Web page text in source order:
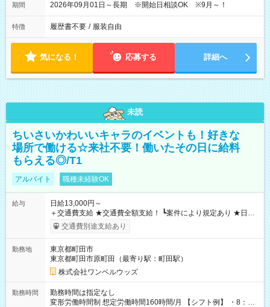
期間 2026年09月01日～長期 ※開始日相談OK ※9月～！
特徴 履歴書不要 / 服装自由
気になる！ 応募する 詳細へ
未読
ちいさいかわいいキャラのイベントも！好きな
場所で働ける☆来社不要！働いたその日に給料
もらえる◎/T1
アルバイト 職種未経験OK
給与
日給13,000円～
＋交通費支給 ★交通費全額支給！ ┗案件により規定あり ★日払
いOK！（規定あり） ┗働いたその日に現金GET♪ お仕事後はコ
ンビニATMから 日払い分を引き落とせます！ 【試用期間】試
交通費別途支給あり
勤務地
東京都町田市
東京都町田市原町田（最寄り駅：町田駅）
株式会社ワンベルウッズ
勤務時間
勤務時間は指定なし
変形労働時間制 想定労働時間160時間/月 【シフト例】 ・8：00